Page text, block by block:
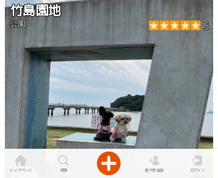
竹島園地
公園 5
トップページ 検索 愛犬家登録 ログイン